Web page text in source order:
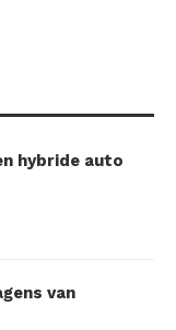
hybride auto
van